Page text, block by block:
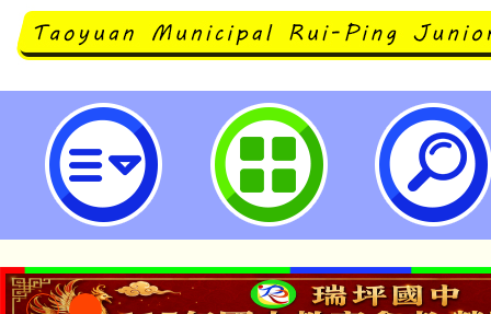
2026桃園閩南文化節「藝閣踩街
桃園市立瑞坪國民中學